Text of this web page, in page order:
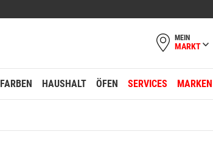
MEIN
MARKT
FARBEN HAUSHALT ÖFEN SERVICES MARKEN